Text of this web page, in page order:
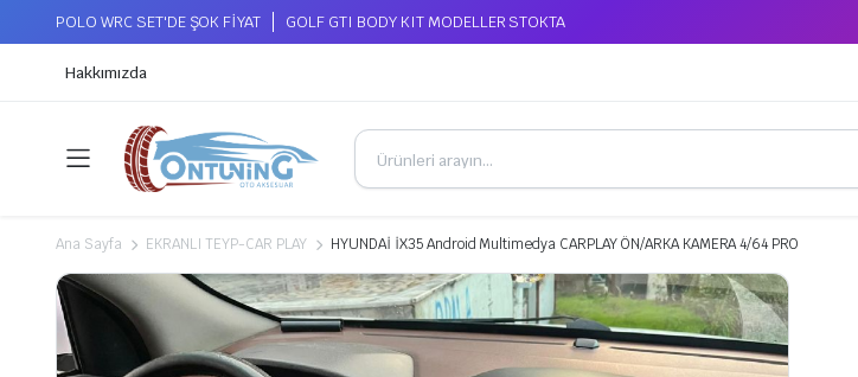
POLO WRC SET'DE ŞOK FİYAT GOLF GTI BODY KIT MODELLER STOKTA
Hakkımızda
Ana Sayfa EKRANLI TEYP-CAR PLAY HYUNDAİ İX35 Android Multimedya CARPLAY ÖN/ARKA KAMERA 4/64 PRO